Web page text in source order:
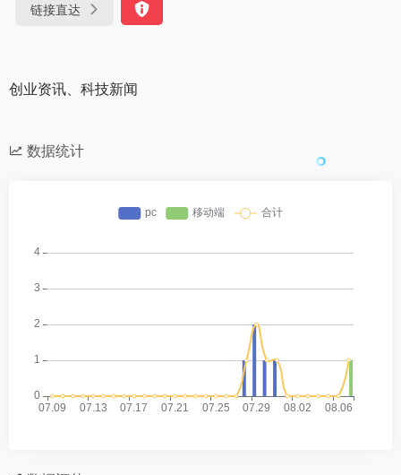
链接直达
创业资讯、科技新闻
数据统计